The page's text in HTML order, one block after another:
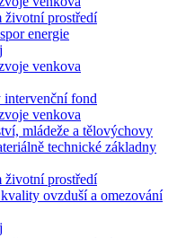
životní prostředí
energie
venkova
intervenční fond
venkova
mládeže a tělovýchovy
technické základny
životní prostředí
ovzduší a omezování